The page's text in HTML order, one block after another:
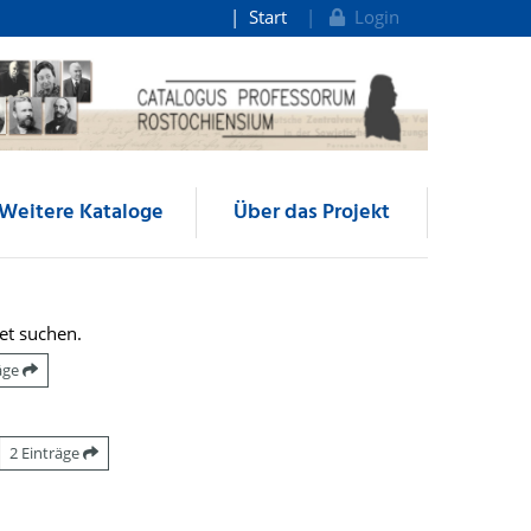
Start Login
Kataloge Über das Projekt
suchen.
2 Einträge